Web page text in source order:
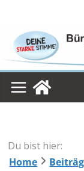
content
Du bist hier:
Home